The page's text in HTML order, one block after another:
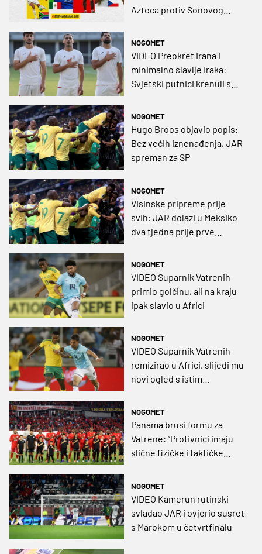
Azteca protiv Sonovog
češkog 'bodičeka'
NOGOMET
VIDEO Preokret Irana i
minimalno slavlje Iraka:
Svjetski putnici krenuli s
NOGOMET
Hugo Broos objavio popis:
Bez većih iznenađenja, JAR
spreman za SP
NOGOMET
Visinske pripreme prije
svih: JAR dolazi u Meksiko
dva tjedna prije prve
NOGOMET
VIDEO Suparnik Vatrenih
primio golčinu, ali na kraju
ipak slavio u Africi
NOGOMET
VIDEO Suparnik Vatrenih
remizirao u Africi, slijedi mu
novi ogled s istim
NOGOMET
Panama brusi formu za
Vatrene: “Protivnici imaju
slične fizičke i taktičke
NOGOMET
VIDEO Kamerun rutinski
svladao JAR i ovjerio susret
s Marokom u četvrtfinalu